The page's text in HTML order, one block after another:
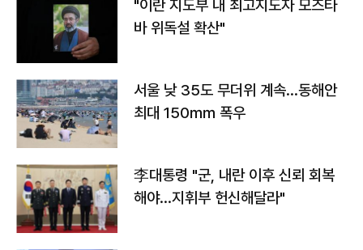
"이란 지도부 내 최고지도자 모즈타
바 위독설 확산"
서울 낮 35도 무더위 계속…동해안
최대 150㎜ 폭우
李대통령 "군, 내란 이후 신뢰 회복
해야…지휘부 헌신해달라"